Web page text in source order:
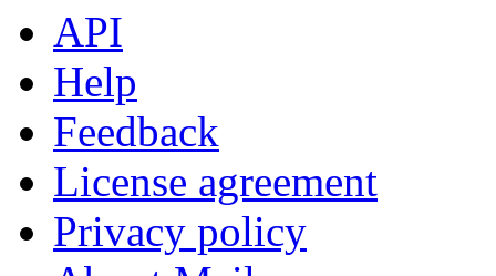
API
Help
Feedback
License agreement
Privacy policy